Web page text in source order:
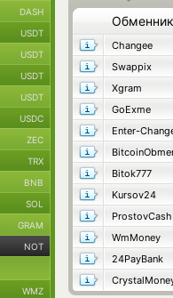
Обменник
Changee
Swappix
Xgram
GoExme
Enter-
Bitok777
Kursov24
ProstovCash
WmMoney
24PayBank
DASH
USDT
USDT
USDT
USDT
USDC
ZEC
TRX
BNB
SOL
GRAM
NOT
WMZ